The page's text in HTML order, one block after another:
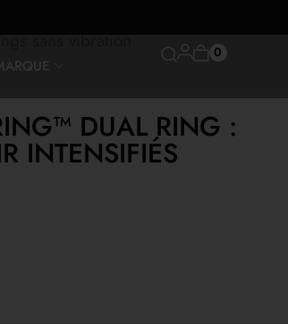
0
DUAL RING :
INTENSIFIÉS